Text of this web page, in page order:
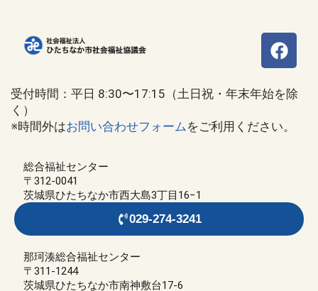
受付時間：平日 8:30〜17:15（土日祝・年末年始を除
く）
※時間外はお問い合わせフォームをご利用ください。
総合福祉センター
〒312-0041
茨城県ひたちなか市西大島3丁目16−1
029-274-3241
那珂湊総合福祉センター
〒311-1244
茨城県ひたちなか市南神敷台17-6